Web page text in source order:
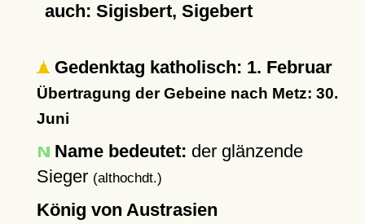
auch: Sigisbert, Sigebert
Gedenktag katholisch: 1. Februar
Übertragung der Gebeine nach Metz: 30.
Juni
Name bedeutet: der glänzende
Sieger (althochdt.)
König von Austrasien